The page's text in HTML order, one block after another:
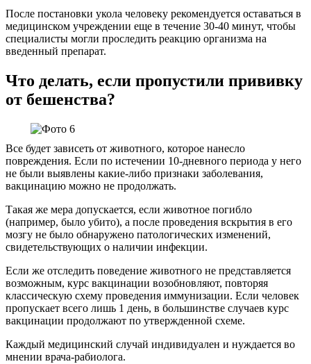
После постановки укола человеку рекомендуется оставаться в
медицинском учреждении еще в течение 30-40 минут, чтобы
специалисты могли проследить реакцию организма на
введенный препарат.
Что делать, если пропустили прививку
от бешенства?
Все будет зависеть от животного, которое нанесло
повреждения. Если по истечении 10-дневного периода у него
не были выявлены какие-либо признаки заболевания,
вакцинацию можно не продолжать.
Такая же мера допускается, если животное погибло
(например, было убито), а после проведения вскрытия в его
мозгу не было обнаружено патологических изменений,
свидетельствующих о наличии инфекции.
Если же отследить поведение животного не представляется
возможным, курс вакцинации возобновляют, повторяя
классическую схему проведения иммунизации. Если человек
пропускает всего лишь 1 день, в большинстве случаев курс
вакцинации продолжают по утвержденной схеме.
Каждый медицинский случай индивидуален и нуждается во
мнении врача-рабиолога.